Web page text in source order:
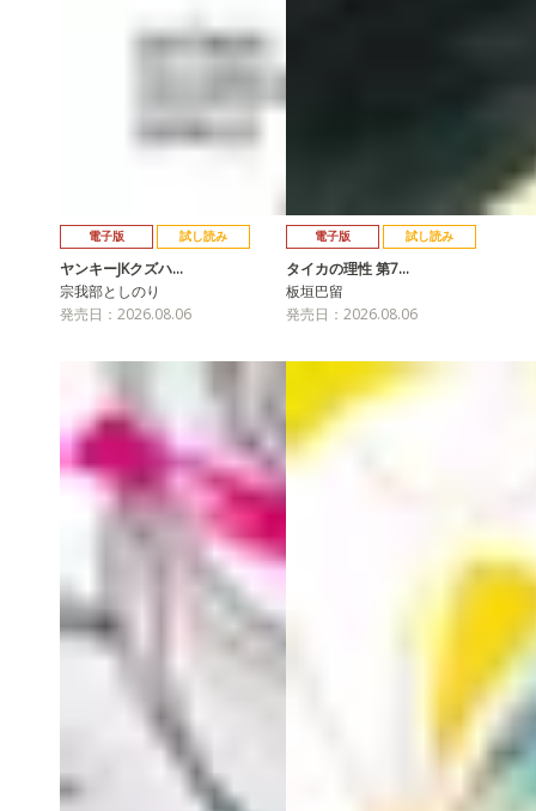
電子版 試し読み
ヤンキーJKクズハ…
宗我部としのり
発売日：2026.08.06
電子版 試し読み
タイカの理性 第7…
板垣巴留
発売日：2026.08.06